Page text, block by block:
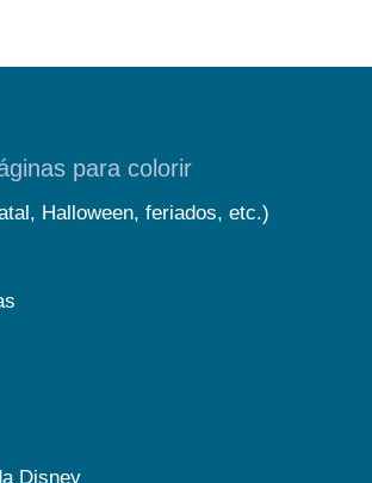
para colorir
Halloween, feriados, etc.)
Disney